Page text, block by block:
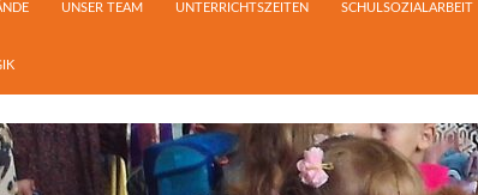
UNSER TEAM UNTERRICHTSZEITEN SCHULSOZIALARBEIT